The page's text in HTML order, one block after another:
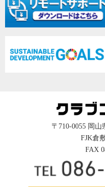
〒710-0055 岡
FJK倉
FAX